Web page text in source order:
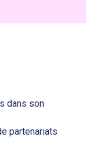
dans son
partenariats